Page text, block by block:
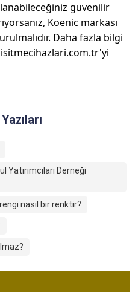
güvenilir
Koenic markası
Daha fazla bilgi
Yazıları
Yatırımcıları Derneği
nasıl bir renktir?